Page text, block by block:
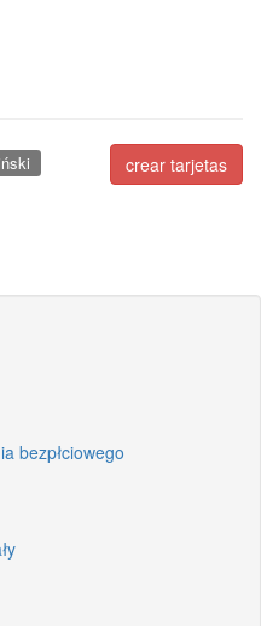
crear tarjetas
bezpłciowego